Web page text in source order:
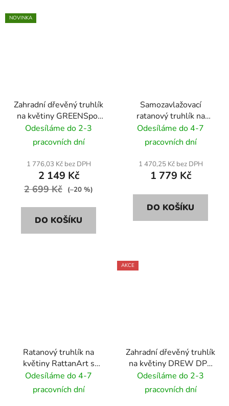
NOVINKA
Zahradní dřevěný truhlík
na květiny GREENSpot
Timber 50x50 cm -
palisandr
Odesíláme do 2-3
pracovních dní
1 776,03 Kč bez DPH
2 149 Kč
2 699 Kč (–20 %)
DO KOŠÍKU
Samozavlažovací
ratanový truhlík na
květiny RattanArt
95x30x43 RD02 tmavě
Odesíláme do 4-7
pracovních dní
1 470,25 Kč bez DPH
1 779 Kč
DO KOŠÍKU
Ratanový truhlík na
květiny RattanArt s
podstavcem 46x46x46
RD04 černý
Odesíláme do 4-7
pracovních dní
AKCE
Zahradní dřevěný truhlík
na květiny DREW DP1
52x21,5x23 cm
Odesíláme do 2-3
pracovních dní